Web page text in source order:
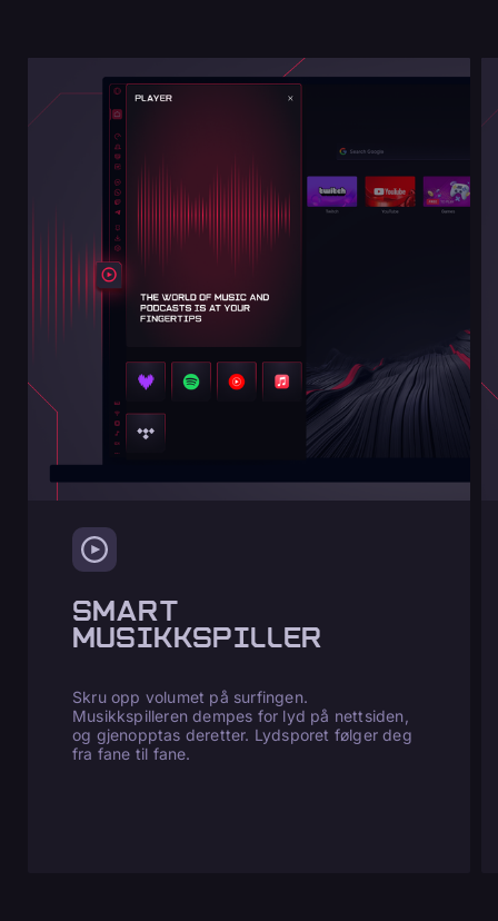
SMART
MUSIKKSPILLER
Skru opp volumet på surfingen.
Musikkspilleren dempes for lyd på nettsiden,
og gjenopptas deretter. Lydsporet følger deg
fra fane til fane.